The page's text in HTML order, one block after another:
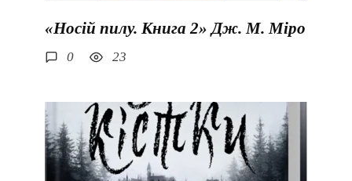
«Носій пилу. Книга 2» Дж. М. Міро
0 23